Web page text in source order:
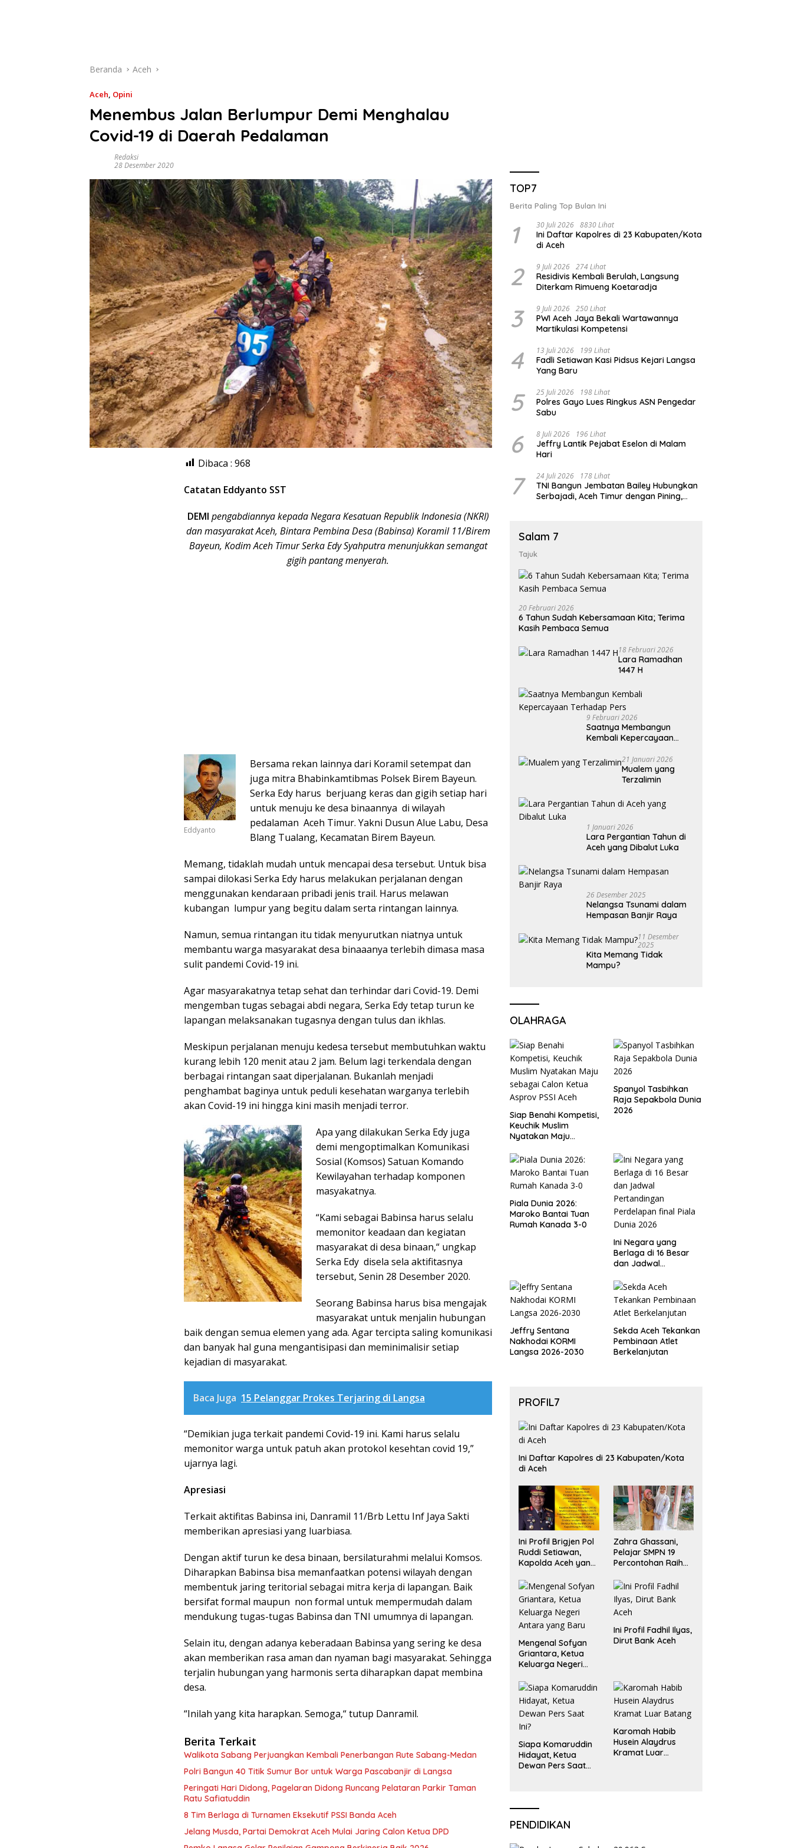
Beranda Aceh
Aceh, Opini
Menembus Jalan Berlumpur Demi Menghalau
Covid-19 di Daerah Pedalaman
Redaksi
28 Desember 2020
Dibaca : 968
Catatan Eddyanto SST
DEMI pengabdiannya kepada Negara Kesatuan Republik Indonesia (NKRI)
dan masyarakat Aceh, Bintara Pembina Desa (Babinsa) Koramil 11/Birem
Bayeun, Kodim Aceh Timur Serka Edy Syahputra menunjukkan semangat
gigih pantang menyerah.
Eddyanto
Bersama rekan lainnya dari Koramil setempat dan
juga mitra Bhabinkamtibmas Polsek Birem Bayeun.
Serka Edy harus berjuang keras dan gigih setiap hari
untuk menuju ke desa binaannya di wilayah
pedalaman Aceh Timur. Yakni Dusun Alue Labu, Desa
Blang Tualang, Kecamatan Birem Bayeun.
Memang, tidaklah mudah untuk mencapai desa tersebut. Untuk bisa
sampai dilokasi Serka Edy harus melakukan perjalanan dengan
menggunakan kendaraan pribadi jenis trail. Harus melawan
kubangan lumpur yang begitu dalam serta rintangan lainnya.
Namun, semua rintangan itu tidak menyurutkan niatnya untuk
membantu warga masyarakat desa binaaanya terlebih dimasa masa
sulit pandemi Covid-19 ini.
Agar masyarakatnya tetap sehat dan terhindar dari Covid-19. Demi
mengemban tugas sebagai abdi negara, Serka Edy tetap turun ke
lapangan melaksanakan tugasnya dengan tulus dan ikhlas.
Meskipun perjalanan menuju kedesa tersebut membutuhkan waktu
kurang lebih 120 menit atau 2 jam. Belum lagi terkendala dengan
berbagai rintangan saat diperjalanan. Bukanlah menjadi
penghambat baginya untuk peduli kesehatan warganya terlebih
akan Covid-19 ini hingga kini masih menjadi terror.
Apa yang dilakukan Serka Edy juga
demi mengoptimalkan Komunikasi
Sosial (Komsos) Satuan Komando
Kewilayahan terhadap komponen
masyakatnya.
“Kami sebagai Babinsa harus selalu
memonitor keadaan dan kegiatan
masyarakat di desa binaan,“ ungkap
Serka Edy disela sela aktifitasnya
tersebut, Senin 28 Desember 2020.
Seorang Babinsa harus bisa mengajak
masyarakat untuk menjalin hubungan
baik dengan semua elemen yang ada. Agar tercipta saling komunikasi
dan banyak hal guna mengantisipasi dan meminimalisir setiap
kejadian di masyarakat.
Baca Juga 15 Pelanggar Prokes Terjaring di Langsa
“Demikian juga terkait pandemi Covid-19 ini. Kami harus selalu
memonitor warga untuk patuh akan protokol kesehtan covid 19,”
ujarnya lagi.
Apresiasi
Terkait aktifitas Babinsa ini, Danramil 11/Brb Lettu Inf Jaya Sakti
memberikan apresiasi yang luarbiasa.
Dengan aktif turun ke desa binaan, bersilaturahmi melalui Komsos.
Diharapkan Babinsa bisa memanfaatkan potensi wilayah dengan
membentuk jaring teritorial sebagai mitra kerja di lapangan. Baik
bersifat formal maupun non formal untuk mempermudah dalam
mendukung tugas-tugas Babinsa dan TNI umumnya di lapangan.
Selain itu, dengan adanya keberadaan Babinsa yang sering ke desa
akan memberikan rasa aman dan nyaman bagi masyarakat. Sehingga
terjalin hubungan yang harmonis serta diharapkan dapat membina
desa.
“Inilah yang kita harapkan. Semoga,“ tutup Danramil.
Berita Terkait
Walikota Sabang Perjuangkan Kembali Penerbangan Rute Sabang-Medan
Polri Bangun 40 Titik Sumur Bor untuk Warga Pascabanjir di Langsa
Peringati Hari Didong, Pagelaran Didong Runcang Pelataran Parkir Taman
Ratu Safiatuddin
8 Tim Berlaga di Turnamen Eksekutif PSSI Banda Aceh
Jelang Musda, Partai Demokrat Aceh Mulai Jaring Calon Ketua DPD
TOP7
Berita Paling Top Bulan Ini
1 30 Juli 2026 8830 Lihat
Ini Daftar Kapolres di 23 Kabupaten/Kota
di Aceh
2 9 Juli 2026 274 Lihat
Residivis Kembali Berulah, Langsung
Diterkam Rimueng Koetaradja
3 9 Juli 2026 250 Lihat
PWI Aceh Jaya Bekali Wartawannya
Martikulasi Kompetensi
4 13 Juli 2026 199 Lihat
Fadli Setiawan Kasi Pidsus Kejari Langsa
Yang Baru
5 25 Juli 2026 198 Lihat
Polres Gayo Lues Ringkus ASN Pengedar
Sabu
6 8 Juli 2026 196 Lihat
Jeffry Lantik Pejabat Eselon di Malam
Hari
7 24 Juli 2026 178 Lihat
TNI Bangun Jembatan Bailey Hubungkan
Serbajadi, Aceh Timur dengan Pining,
Salam 7
Tajuk
20 Februari 2026
6 Tahun Sudah Kebersamaan Kita; Terima
Kasih Pembaca Semua
18 Februari 2026
Lara Ramadhan
1447 H
9 Februari 2026
Saatnya Membangun
Kembali Kepercayaan
21 Januari 2026
Mualem yang
Terzalimin
1 Januari 2026
Lara Pergantian Tahun di
Aceh yang Dibalut Luka
26 Desember 2025
Nelangsa Tsunami dalam
Hempasan Banjir Raya
11 Desember
2025
Kita Memang Tidak
Mampu?
OLAHRAGA
Siap Benahi Kompetisi,
Keuchik Muslim
Nyatakan Maju
Asprov PSSI Aceh
Spanyol Tasbihkan
Raja Sepakbola Dunia
2026
Piala Dunia 2026:
Maroko Bantai Tuan
Rumah Kanada 3-0
Ini Negara yang
Berlaga di 16 Besar
dan Jadwal
Perdelapan final Piala
Dunia 2026
Jeffry Sentana
Nakhodai KORMI
Langsa 2026-2030
Sekda Aceh Tekankan
Pembinaan Atlet
Berkelanjutan
PROFIL7
Ini Daftar Kapolres di 23 Kabupaten/Kota
di Aceh
Ini Profil Brigjen Pol
Ruddi Setiawan,
Kapolda Aceh yang
Zahra Ghassani,
Pelajar SMPN 19
Percontohan Raih
Liga Olimpiade
Nasional
Mengenal Sofyan
Griantara, Ketua
Keluarga Negeri
Ini Profil Fadhil Ilyas,
Dirut Bank Aceh
Siapa Komaruddin
Hidayat, Ketua
Dewan Pers Saat
Karomah Habib
Husein Alaydrus
Kramat Luar
PENDIDIKAN